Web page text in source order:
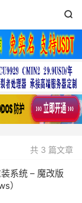

共 3 篇文章
系统 – 魔改版
）